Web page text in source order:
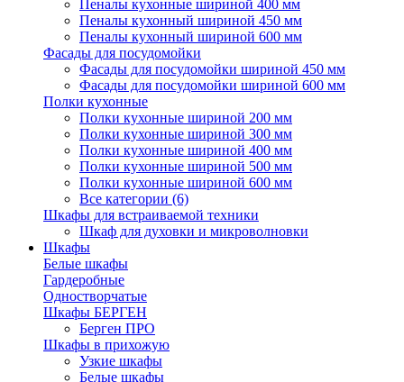
Пеналы кухонные шириной 400 мм
Пеналы кухонный шириной 450 мм
Пеналы кухонный шириной 600 мм
Фасады для посудомойки
Фасады для посудомойки шириной 450 мм
Фасады для посудомойки шириной 600 мм
Полки кухонные
Полки кухонные шириной 200 мм
Полки кухонные шириной 300 мм
Полки кухонные шириной 400 мм
Полки кухонные шириной 500 мм
Полки кухонные шириной 600 мм
Все категории (6)
Шкафы для встраиваемой техники
Шкаф для духовки и микроволновки
Шкафы
Белые шкафы
Гардеробные
Одностворчатые
Шкафы БЕРГЕН
Берген ПРО
Шкафы в прихожую
Узкие шкафы
Белые шкафы